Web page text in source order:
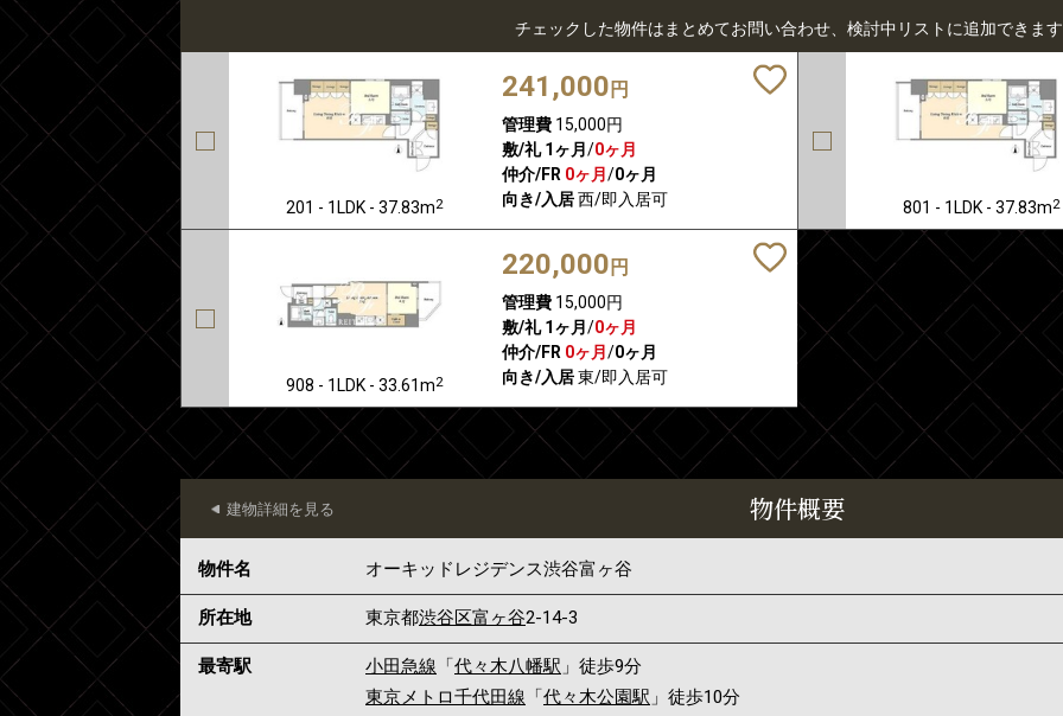
チェックした物件はまとめてお問い合わせ、検討中リストに追加できま
201 - 1LDK - 37.83m2
241,000 円
管理費15,000円
敷/礼 1ヶ月 /0ヶ月
仲介/FR 0ヶ月 /0ヶ月
向き/入居西/即入居可 801 - 1LDK - 37.83m2
908 - 1LDK - 33.61m2
220,000 円
管理費15,000円
敷/礼 1ヶ月 /0ヶ月
仲介/FR 0ヶ月 /0ヶ月
向き/入居東/即入居可
物件概要
建物詳細を見る
物件名 オーキッドレジデンス渋谷富ヶ谷
所在地 東京都渋谷区富ヶ谷2-14-3
最寄駅 小田急線 「代々木八幡駅 」徒歩9分
東京メトロ千代田線 「代々木公園駅 」徒歩10分